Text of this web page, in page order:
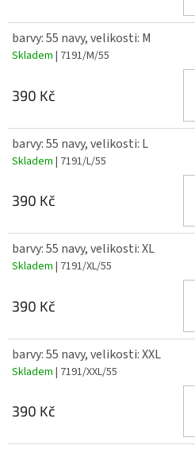
barvy: 55 navy, velikosti: M
Skladem | 7191/M/55
390 Kč
barvy: 55 navy, velikosti: L
Skladem | 7191/L/55
390 Kč
barvy: 55 navy, velikosti: XL
Skladem | 7191/XL/55
390 Kč
barvy: 55 navy, velikosti: XXL
Skladem | 7191/XXL/55
390 Kč